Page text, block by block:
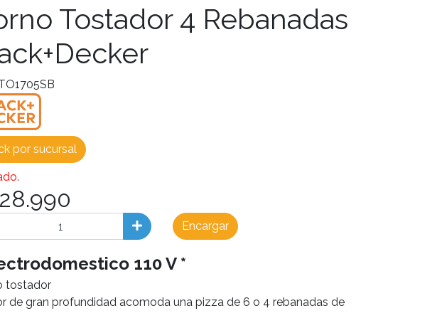
Tostador 4 Rebanadas
por sucursal
Encargar
110 V *
tostador
de gran profundidad acomoda una pizza de 6 o 4 rebanadas de